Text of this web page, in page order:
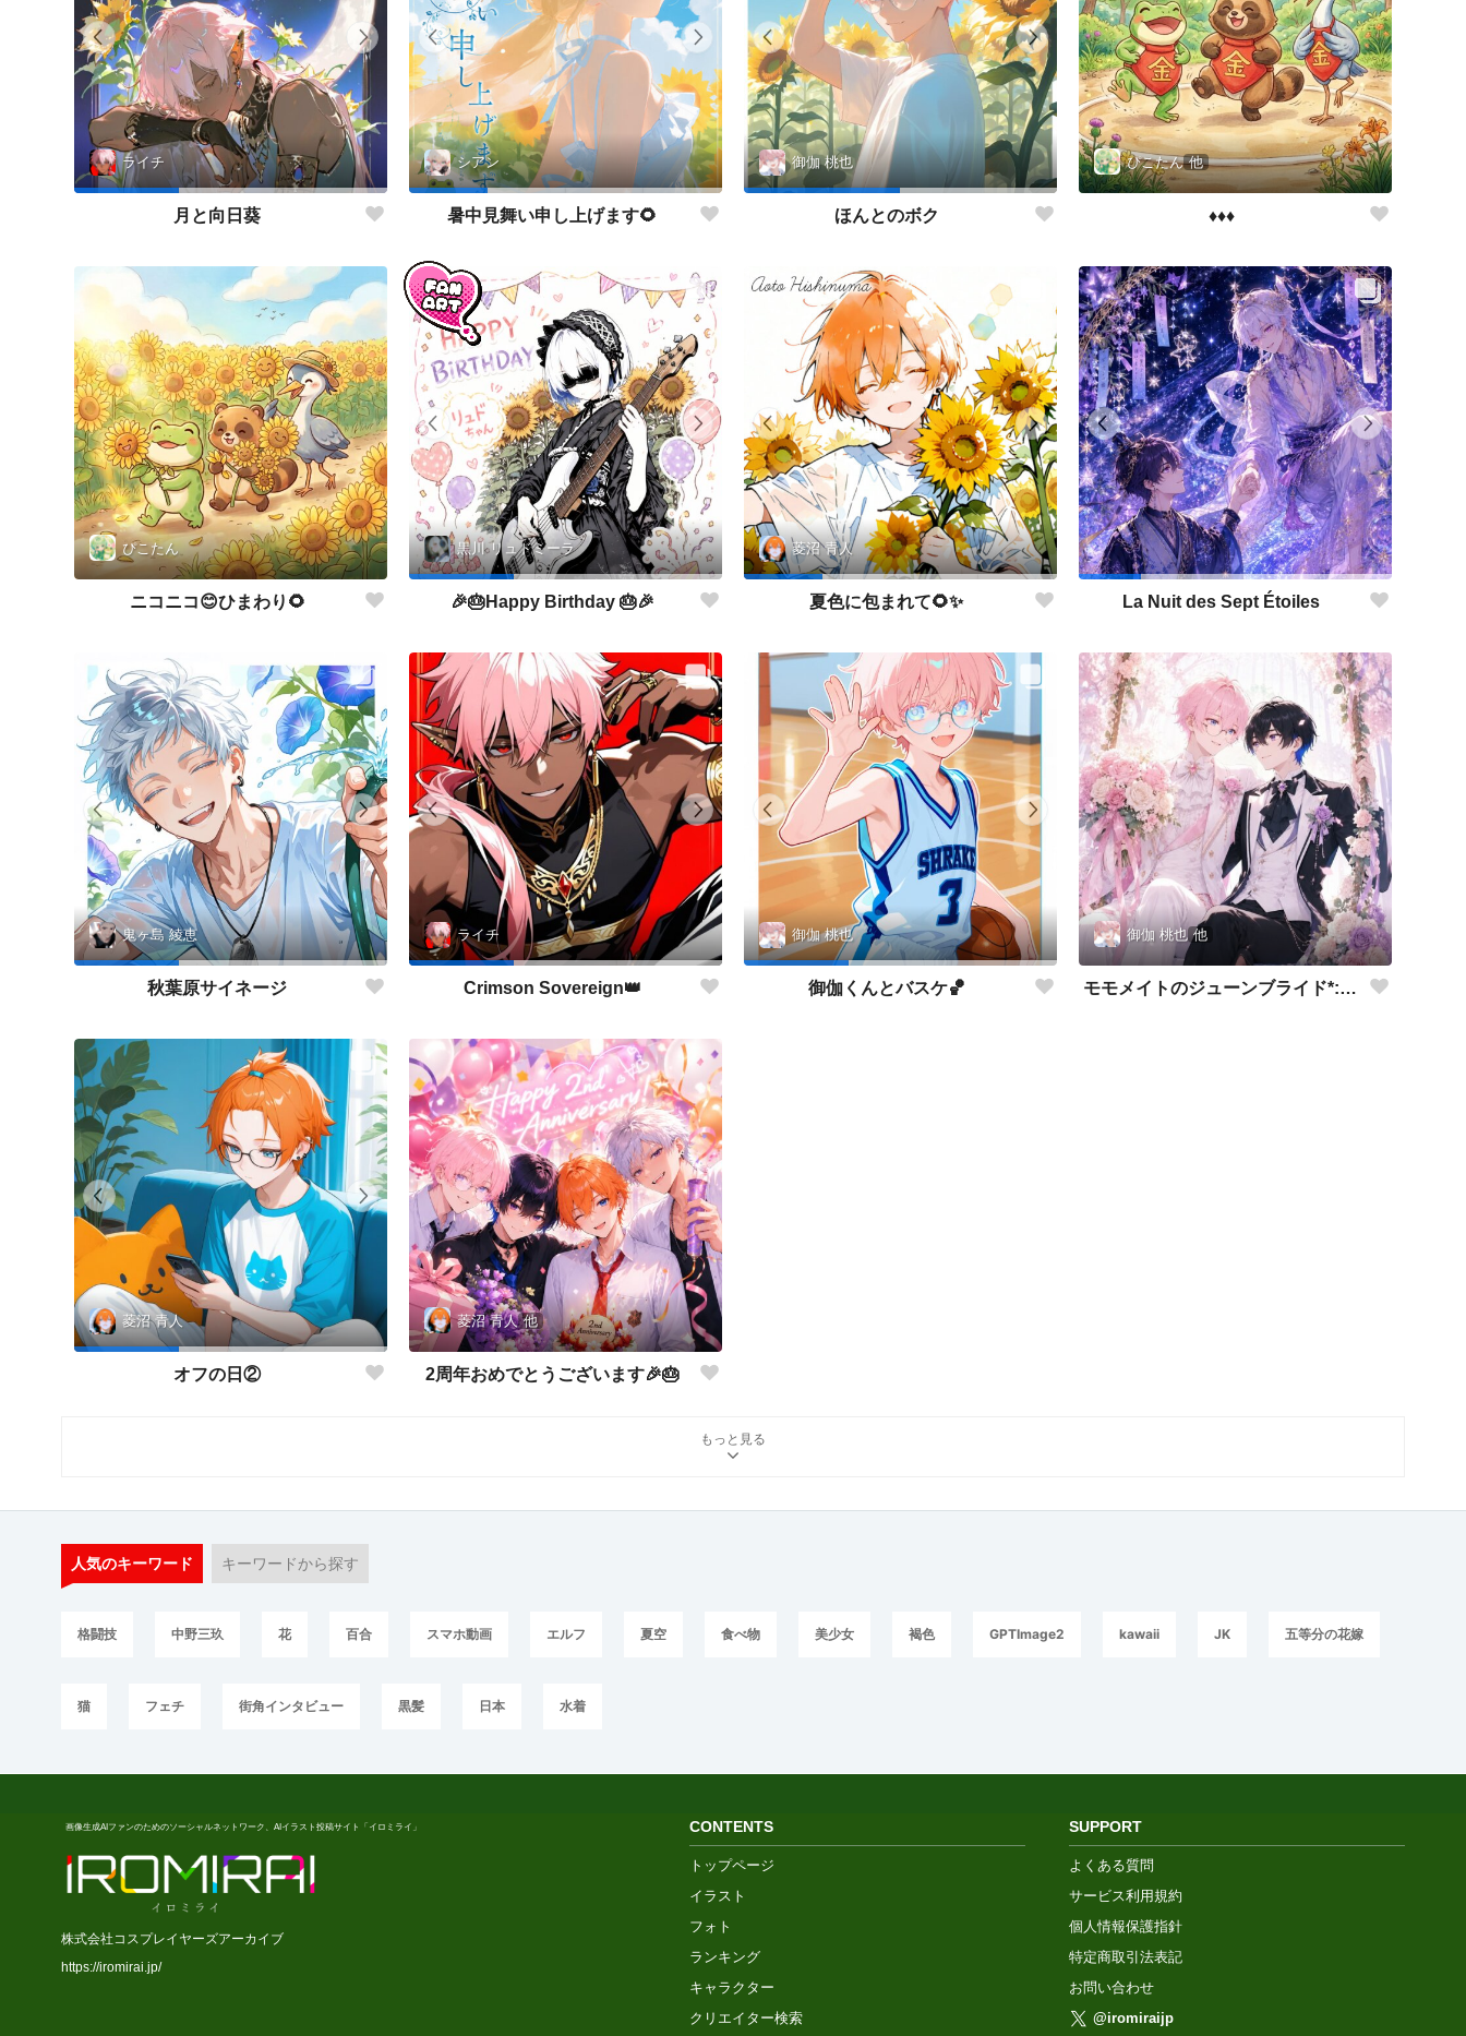
ライチ
月と向日葵
シアン
暑中見舞い申し上げます🌻
御伽 桃也
ほんとのボク
ぴこたん 他
♦️♦️♦️
ぴこたん
ニコニコ😊ひまわり🌻
黒川 リュドミーラ
🎉🎂Happy Birthday 🎂🎉
菱沼 青人
夏色に包まれて🌻✨ La Nuit des Sept Étoiles
鬼ヶ島 綾恵
秋葉原サイネージ
ライチ
Crimson Sovereign👑
御伽 桃也
御伽くんとバスケ🏀
御伽 桃也 他
モモメイトのジューンブライド*:✨\( ॑˘ ॑◍\ 💒💍 ﾉ◍ ॑˘ ॑ )ﾉ✨:*
菱沼 青人
オフの日②
菱沼 青人 他
2周年おめでとうございます🎉🎂
もっと見る
人気のキーワード キーワードから探す
格闘技 中野三玖 花 百合 スマホ動画 エルフ 夏空 食べ物 美少女 褐色 GPTImage2 kawaii JK 五等分の花嫁
猫 フェチ 街角インタビュー 黒髪 日本 水着
画像生成AIファンのためのソーシャルネットワーク、AIイラスト投稿サイト「イロミライ」
株式会社コスプレイヤーズアーカイブ
https://iromirai.jp/
SUPPORT
よくある質問
サービス利用規約
個人情報保護指針
特定商取引法表記
お問い合わせ
@iromiraijp
CONTENTS
トップページ
イラスト
フォト
ランキング
キャラクター
クリエイター検索